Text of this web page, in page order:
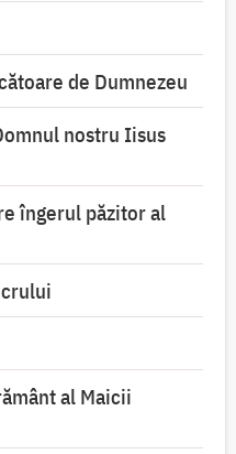
de Dumnezeu
nostru Iisus
îngerul păzitor al
al Maicii